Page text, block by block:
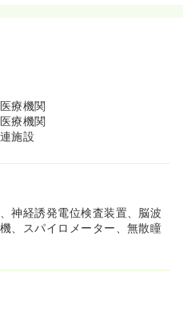
療機関
療機関
施設
神経誘発電位検査装置、脳波
、スパイロメーター、無散瞳